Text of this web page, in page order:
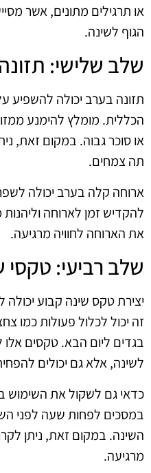
או תרגילים מתונים, אשר
הגוף לשינה.
שלב שלישי:
תזונה בערב יכולה להשפיע
הכללית. מומלץ להימנע
או סוכר גבוה. במקום זאת,
תה צמחים.
ארוחה קלה בערב יכולה
להקדיש זמן לארוחה
את הארוחה לחוויה מרגיעה.
שלב רביעי: טקסי
יצירת טקס שינה קבוע
זה יכול לכלול פעולות כמו
בגדים ליום הבא. טקסים אלו
לשינה, אלא גם יכולים
כדאי גם לשקול את השימוש
במסכים לפחות שעה לפני
השינה. במקום זאת, ניתן
מרגיעה.